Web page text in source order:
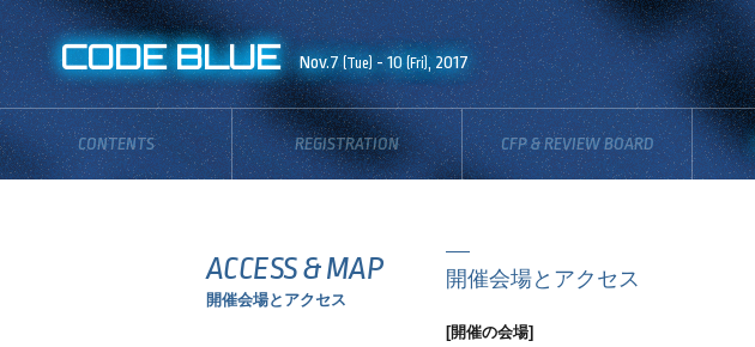
CODE BLUE Nov.7 (Tue) - 10(Fri), 2017
CONTENTS REGISTRATION CFP & REVIEW BOARD
ACCESS & MAP
開催会場とアクセス
開催会場とアクセス
[開催の会場]